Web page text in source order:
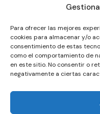
Para ofrecer las mejores
cookies para almacenar y/o
consentimiento de estas
como el comportamiento de
en este sitio. No consentir o
negativamente a ciertas
Financiado por la